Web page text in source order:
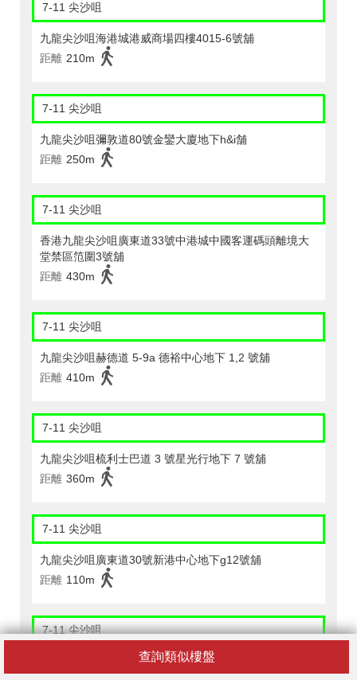
查詢類似樓盤
7-11 尖沙咀
九龍尖沙咀海港城港威商場四樓4015-6號舖
距離 210m
7-11 尖沙咀
九龍尖沙咀彌敦道80號金鑾大廈地下h&i舗
距離 250m
7-11 尖沙咀
香港九龍尖沙咀廣東道33號中港城中國客運碼頭離境大
堂禁區笵圍3號舖
距離 430m
7-11 尖沙咀
九龍尖沙咀赫德道 5-9a 德裕中心地下 1,2 號舖
距離 410m
7-11 尖沙咀
九龍尖沙咀梳利士巴道 3 號星光行地下 7 號舖
距離 360m
7-11 尖沙咀
九龍尖沙咀廣東道30號新港中心地下g12號舖
距離 110m
7-11 尖沙咀
九龍金巴利道 27-33 號永利大廈地下 3 號舖